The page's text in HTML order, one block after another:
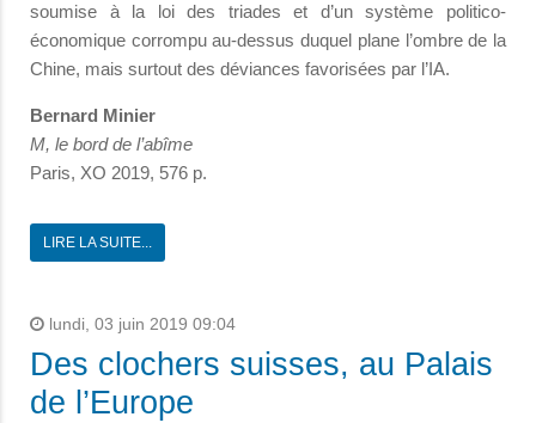
soumise à la loi des triades et d’un système politico-
économique corrompu au-dessus duquel plane l’ombre de la
Chine, mais surtout des déviances favorisées par l’IA.
Bernard Minier
M, le bord de l’abîme
Paris, XO 2019, 576 p.
LIRE LA SUITE...
lundi, 03 juin 2019 09:04
Des clochers suisses, au Palais
de l’Europe